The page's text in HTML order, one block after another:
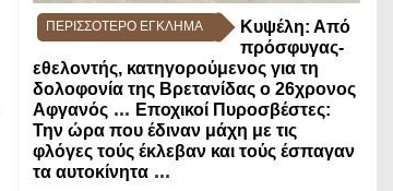
ΠΕΡΙΣΣΟΤΕΡO ΕΓΚΛΗΜΑ
Κυψέλη: Από
πρόσφυγας-
εθελοντής, κατηγορούμενος για τη
δολοφονία της Βρετανίδας ο 26χρονος
Αφγανός ... Εποχικοί Πυροσβέστες:
Την ώρα που έδιναν μάχη με τις
φλόγες τούς έκλεβαν και τούς έσπαγαν
τα αυτοκίνητα ...